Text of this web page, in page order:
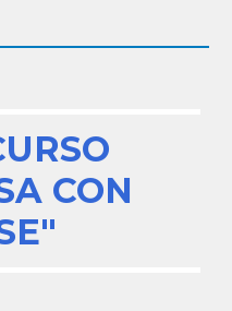
CON